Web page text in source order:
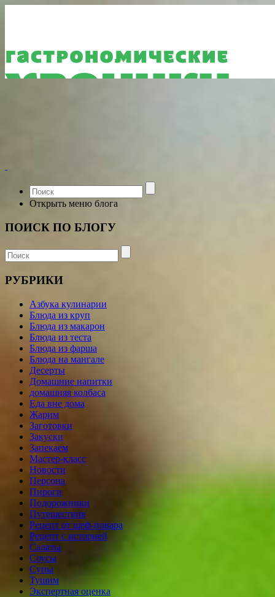
Открыть меню блога
ПОИСК ПО БЛОГУ
РУБРИКИ
Азбука кулинарии
Блюда из круп
Блюда из макарон
Блюда из теста
Блюда из фарша
Блюда на мангале
Десерты
Домашние напитки
домашняя колбаса
Еда вне дома
Жарим
Заготовки
Закуски
Запекаем
Мастер-класс
Новости
Персона
Пироги
Подорожники
Путешествия
Рецепт от шеф-повара
Рецепт с историей
Салаты
Соусы
Супы
Тушим
Экспертная оценка